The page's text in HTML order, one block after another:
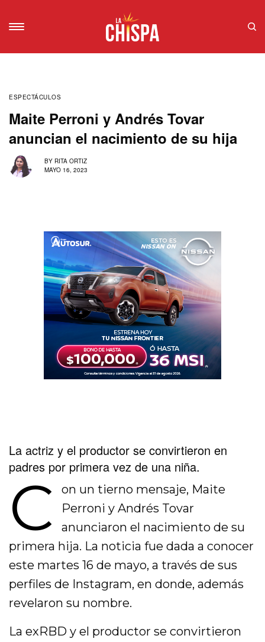
ESPECTÁCULOS
Maite Perroni y Andrés Tovar
anuncian el nacimiento de su hija
BY RITA ORTIZ
MAYO 16, 2023
La actriz y el productor se convirtieron en
padres por primera vez de una niña.
C
on un tierno mensaje, Maite
Perroni y Andrés Tovar
anunciaron el nacimiento de su
primera hija. La noticia fue dada a conocer
este martes 16 de mayo, a través de sus
perfiles de Instagram, en donde, además
revelaron su nombre.
La exRBD y el productor se convirtieron